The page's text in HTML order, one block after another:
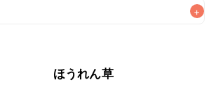
+
上がりください。
ほうれん草